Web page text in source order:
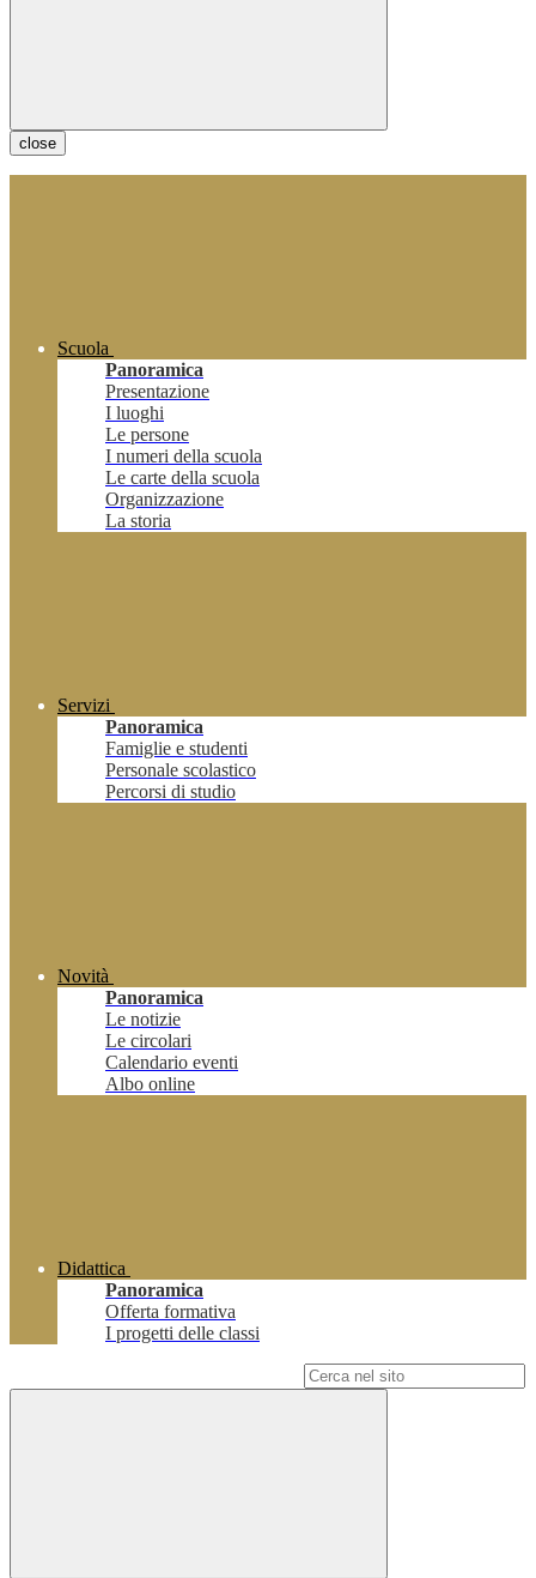
close
Scuola
Panoramica
Presentazione
I luoghi
Le persone
I numeri della scuola
Le carte della scuola
Organizzazione
La storia
Servizi
Panoramica
Famiglie e studenti
Personale scolastico
Percorsi di studio
Novità
Panoramica
Le notizie
Le circolari
Calendario eventi
Albo online
Didattica
Panoramica
Offerta formativa
I progetti delle classi